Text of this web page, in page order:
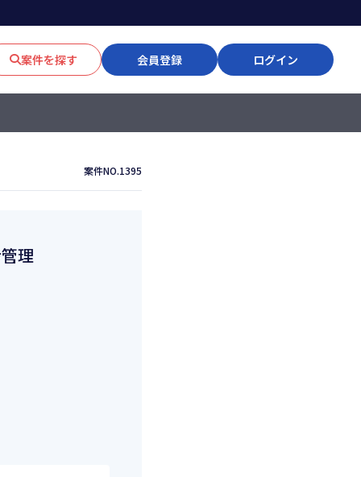
案件を探す 会員登録 ログイン
案件NO.1395
理